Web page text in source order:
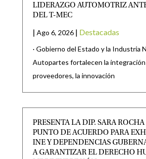
LIDERAZGO AUTOMOTRIZ
DEL T-MEC
| Ago 6, 2026 | Destacadas
· Gobierno del Estado y la Industria
Autopartes fortalecen la
proveedores, la innovación
PRESENTA LA DIP. SARA
PUNTO DE ACUERDO PARA
INE Y DEPENDENCIAS
A GARANTIZAR EL DERECHO